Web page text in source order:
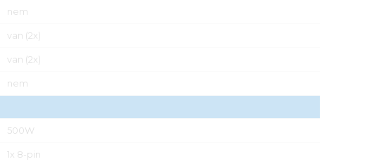
nem
van (2x)
van (2x)
nem
500W
1x 8-pin